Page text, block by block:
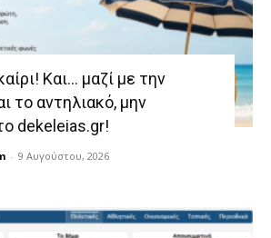
Και… μαζί με την
το αντηλιακό, μην
dekeleias.gr!
- 9 Αυγούστου, 2026